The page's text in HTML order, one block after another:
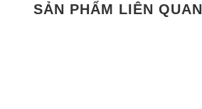
SẢN PHẨM LIÊN QUAN